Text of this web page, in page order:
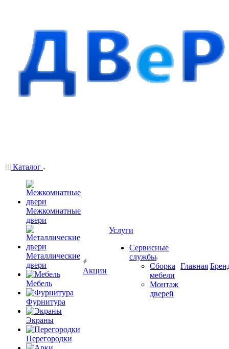
Каталог
Межкомнатные
двери
Металлические
двери
Мебель
Фурнитура
Экраны
Перегородки
Акции
Услуги
Сервисные
службы
Сборка
мебели
Монтаж
дверей
Главная